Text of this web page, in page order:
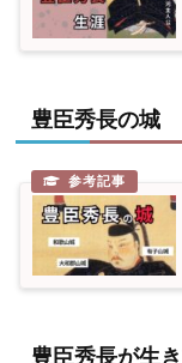
豊臣秀長の城
豊臣秀長が生